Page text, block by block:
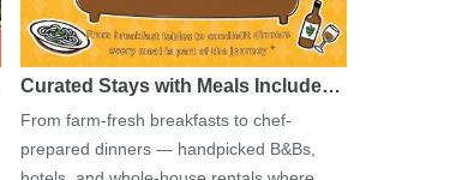
Curated Stays with Meals Include…
From farm-fresh breakfasts to chef-
prepared dinners — handpicked B&Bs,